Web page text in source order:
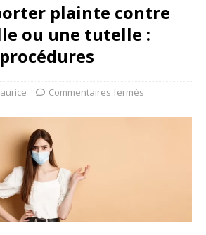
plainte contre
ou une tutelle :
Commentaires fermés